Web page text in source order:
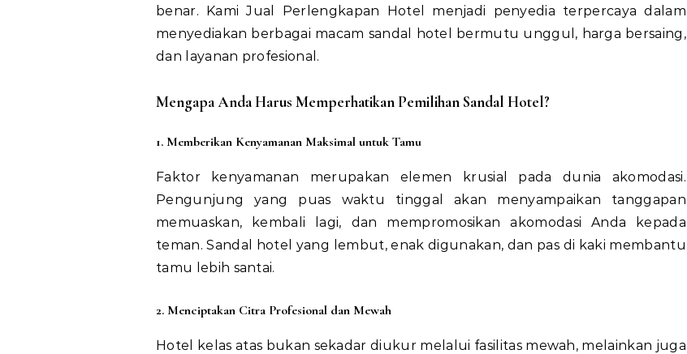
benar. Kami Jual Perlengkapan Hotel menjadi penyedia terpercaya dalam
menyediakan berbagai macam sandal hotel bermutu unggul, harga bersaing,
dan layanan profesional.
Mengapa Anda Harus Memperhatikan Pemilihan Sandal Hotel?
1. Memberikan Kenyamanan Maksimal untuk Tamu
Faktor kenyamanan merupakan elemen krusial pada dunia akomodasi.
Pengunjung yang puas waktu tinggal akan menyampaikan tanggapan
memuaskan, kembali lagi, dan mempromosikan akomodasi Anda kepada
teman. Sandal hotel yang lembut, enak digunakan, dan pas di kaki membantu
tamu lebih santai.
2. Menciptakan Citra Profesional dan Mewah
Hotel kelas atas bukan sekadar diukur melalui fasilitas mewah, melainkan juga